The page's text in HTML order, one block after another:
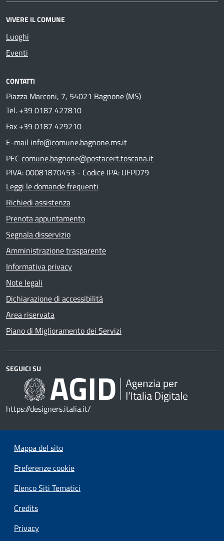
VIVERE IL COMUNE
Luoghi
Eventi
CONTATTI
Piazza Marconi, 7, 54021 Bagnone (MS)
Tel. +39 0187 427810
Fax +39 0187 429210
E-mail info@comune.bagnone.ms.it
PEC comune.bagnone@postacert.toscana.it
PIVA: 00081870453 - Codice IPA: UFPD79
Leggi le domande frequenti
Richiedi assistenza
Prenota appuntamento
Segnala disservizio
Amministrazione trasparente
Informativa privacy
Note legali
Dichiarazione di accessibilità
Area riservata
Piano di Miglioramento dei Servizi
SEGUICI SU
https://designers.italia.it/
Mappa del sito
Preferenze cookie
Elenco Siti Tematici
Credits
Privacy